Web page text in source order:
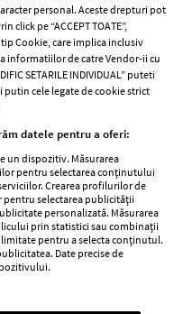
care nu poate
personal. Aceste drepturi pot
click pe “ACCEPT TOATE”,
Cookie, care implica inclusiv
informatiilor de catre Vendor-ii cu
SETARILE INDIVIDUAL” puteti
cele legate de cookie strict
datele pentru a oferi:
un dispozitiv. Măsurarea
pentru selectarea conținutului
Crearea profilurilor de
selectarea publicității
personalizată. Măsurarea
prin statistici sau combinații
pentru a selecta conținutul.
Date precise de